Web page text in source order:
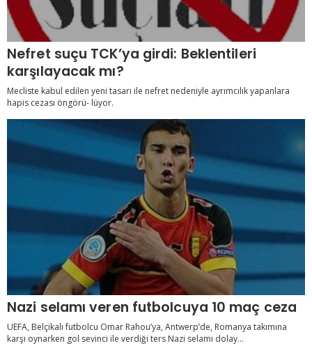
Nefret suçu TCK’ya girdi: Beklentileri
karşılayacak mı?
Mecliste kabul edilen yeni tasarı ile nefret nedeniyle ayrımcılık yapanlara
hapis cezası öngörü- lüyor.
Nazi selamı veren futbolcuya 10 maç ceza
UEFA, Belçikalı futbolcu Omar Rahou’ya, Antwerp’de, Romanya takımına
karşı oynarken gol sevinci ile verdiği ters Nazi selamı dolay...